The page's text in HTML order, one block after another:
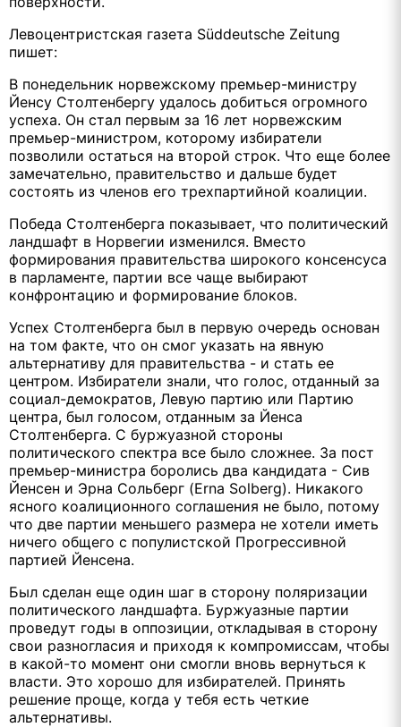
Левоцентристская газета Süddeutsche Zeitung
пишет:
В понедельник норвежскому премьер-министру
Йенсу Столтенбергу удалось добиться огромного
успеха. Он стал первым за 16 лет норвежским
премьер-министром, которому избиратели
позволили остаться на второй строк. Что еще более
замечательно, правительство и дальше будет
состоять из членов его трехпартийной коалиции.
Победа Столтенберга показывает, что политический
ландшафт в Норвегии изменился. Вместо
формирования правительства широкого консенсуса
в парламенте, партии все чаще выбирают
конфронтацию и формирование блоков.
Успех Столтенберга был в первую очередь основан
на том факте, что он смог указать на явную
альтернативу для правительства - и стать ее
центром. Избиратели знали, что голос, отданный за
социал-демократов, Левую партию или Партию
центра, был голосом, отданным за Йенса
Столтенберга. С буржуазной стороны
политического спектра все было сложнее. За пост
премьер-министра боролись два кандидата - Сив
Йенсен и Эрна Сольберг (Erna Solberg). Никакого
ясного коалиционного соглашения не было, потому
что две партии меньшего размера не хотели иметь
ничего общего с популистской Прогрессивной
партией Йенсена.
Был сделан еще один шаг в сторону поляризации
политического ландшафта. Буржуазные партии
проведут годы в оппозиции, откладывая в сторону
свои разногласия и приходя к компромиссам, чтобы
в какой-то момент они смогли вновь вернуться к
власти. Это хорошо для избирателей. Принять
решение проще, когда у тебя есть четкие
альтернативы.